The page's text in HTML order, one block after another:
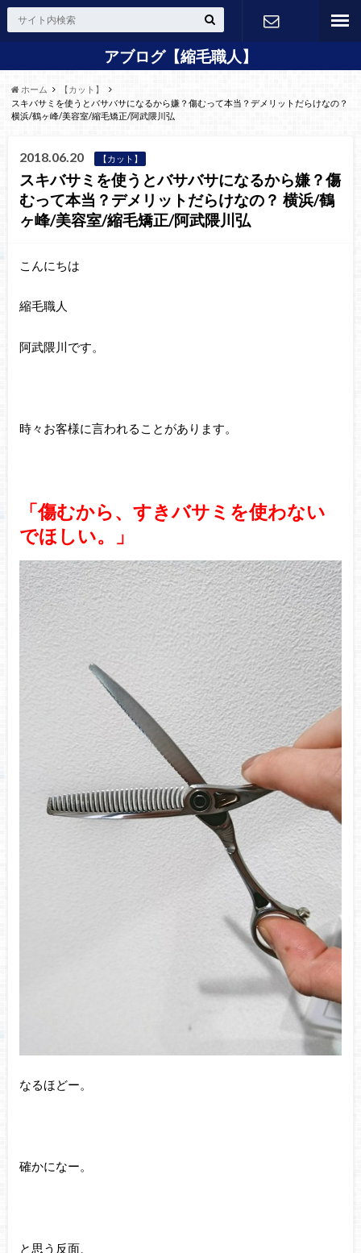
アブログ【縮毛職人】24H Web
予約
ホーム
【カット】
スキバサミを使うとバサバサになるから嫌？傷むって本当？デメリットだらけなの？
横浜/鶴ヶ峰/美容室/縮毛矯正/阿武隈川弘
2018.06.20 【カット】
スキバサミを使うとバサバサになるから嫌？傷
むって本当？デメリットだらけなの？ 横浜/鶴
ヶ峰/美容室/縮毛矯正/阿武隈川弘
こんにちは
縮毛職人
阿武隈川です。
時々お客様に言われることがあります。
「傷むから、すきバサミを使わない
でほしい。」
なるほどー。
確かになー。
と思う反面、